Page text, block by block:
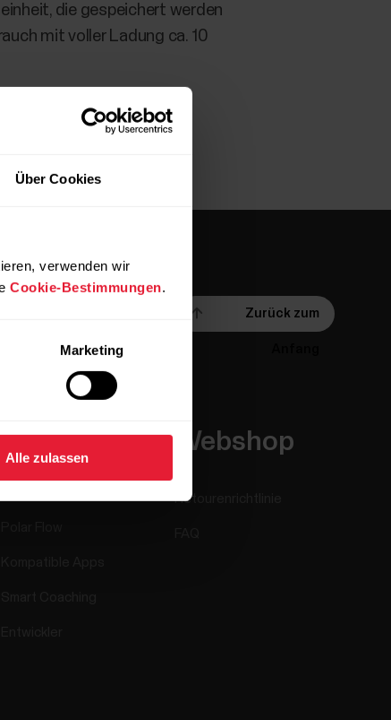
Über Cookies
verwenden wir
Cookie-Bestimmungen.
Marketing
Alle zulassen
die gespeichert werden
mit voller Ladung ca. 10
Zurück zum
Apps &
Dienste
Webshop
Retourenrichtlinie